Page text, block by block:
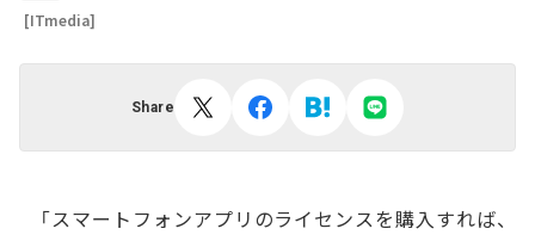
[ITmedia]
Share
「スマートフォンアプリのライセンスを購入すれば、